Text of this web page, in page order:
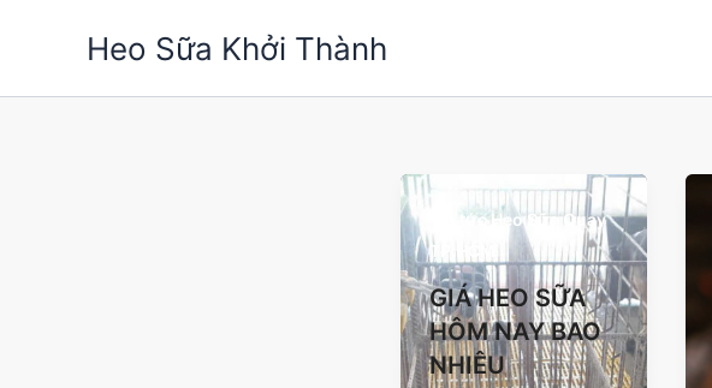
Heo Sữa Khởi Thành
Tin tức Heo Sữa Quay
TP.HCM
GIÁ HEO SỮA
HÔM NAY BAO
NHIÊU